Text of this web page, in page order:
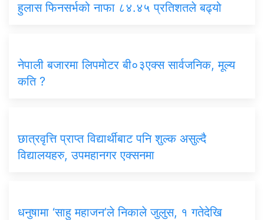
हुलास फिनसर्भको नाफा ८४.४५ प्रतिशतले बढ्यो
नेपाली बजारमा लिपमोटर बी०३एक्स सार्वजनिक, मूल्य
कति ?
छात्रवृत्ति प्राप्त विद्यार्थीबाट पनि शुल्क असुल्दै
विद्यालयहरु, उपमहानगर एक्सनमा
धनुषामा ‘साहु महाजन’ले निकाले जुलुस, १ गतेदेखि